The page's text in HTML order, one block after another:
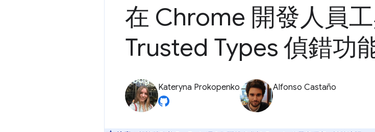
在 Chrome 開發人員
Trusted Types 偵錯功
Kateryna Prokopenko Alfonso Castaño